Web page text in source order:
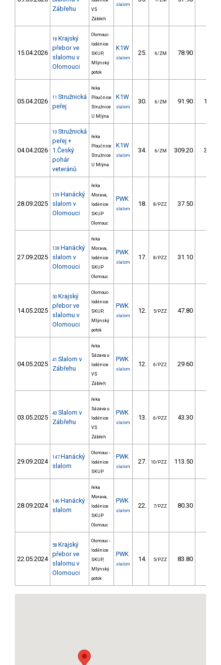
Zábřehu
VS
Zábřeh
slalom
15.04.2026
18 Krajský
přebor ve
slalomu v
Olomouci
Olomouc-
loděnice
SKUP,
Mlýnský
potok
K1W
slalom
25. 6/ZM 78.90
05.04.2026 11 Stružnická
peřej
řeka
Ploučnice
Stružnice
U Mlýna
K1W
slalom
30. 6/ZM 91.90 101,1
04.04.2026
10 Stružnická
peřej +
1.Český
pohár
veteránů
řeka
Ploučnice
Stružnice
U Mlýna
K1W
slalom
34. 6/ZM 309.20 352,2
28.09.2025
139 Hanácký
slalom v
Olomouci
řeka
Morava,
loděnice
SKUP
Olomouc
PWK
slalom
18. 8/PZZ 37.50
27.09.2025
138 Hanácký
slalom v
Olomouci
řeka
Morava,
loděnice
SKUP
Olomouc
PWK
slalom
17. 8/PZZ 31.10
14.05.2025
50 Krajský
přebor ve
slalomu v
Olomouci
Olomouc-
loděnice
SKUP,
Mlýnský
potok
PWK
slalom
12. 5/PZZ 47.80
04.05.2025
41 Slalom v
Zábřehu
řeka
Sázava u
loděnice
VS
Zábřeh
PWK
slalom
12. 6/PZZ 29.60
03.05.2025
40 Slalom v
Zábřehu
řeka
Sázava u
loděnice
VS
Zábřeh
PWK
slalom
13. 6/PZZ 43.30
29.09.2024
147 Hanácký
slalom
Olomouc -
loděnice
SKUP
PWK
slalom
27. 10/PZZ 113.50
28.09.2024
146 Hanácký
slalom
řeka
Morava,
loděnice
SKUP
Olomouc
PWK
slalom
22. 7/PZZ 80.30
22.05.2024
58 Krajský
přebor ve
slalomu v
Olomouci
Olomouc -
loděnice
SKUP,
Mlýnský
potok
PWK
slalom
14. 5/PZZ 83.80